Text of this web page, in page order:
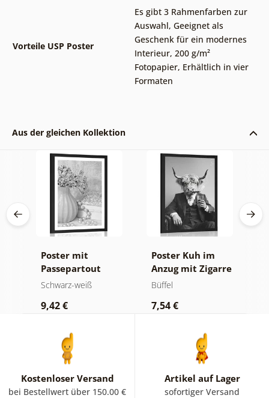
Vorteile USP Poster
Es gibt 3 Rahmenfarben zur
Auswahl, Geeignet als
Geschenk für ein modernes
Interieur, 200 g/m²
Fotopapier, Erhältlich in vier
Formaten
Aus der gleichen Kollektion
Poster mit
Passepartout
Luxuriöses
Schwarz-Weiß
Schwarz-weiß
9,42 €
Poster Kuh im
Anzug mit Zigarre
und Whiskey
Büffel
7,54 €
Kostenloser Versand
bei Bestellwert über 150.00 €
Artikel auf Lager
sofortiger Versand